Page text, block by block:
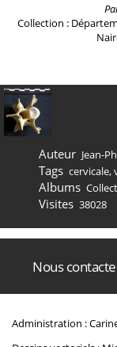
Collection :
Auteur Jean-
Tags cervicale,
Albums
Visites 38028
Nous
Administration :